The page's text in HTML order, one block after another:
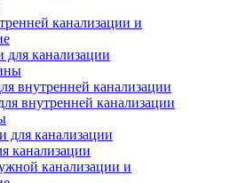
канализации и
для канализации
внутренней канализации
внутренней канализации
для канализации
канализации
канализации и